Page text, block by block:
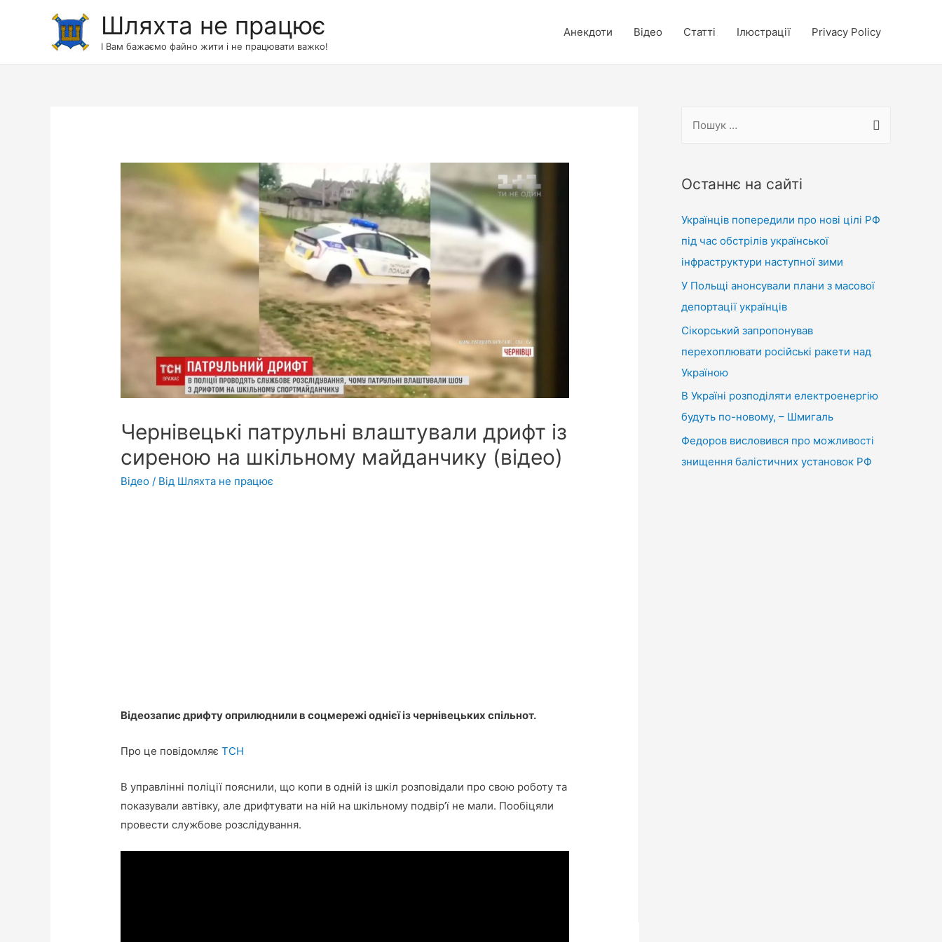
Шляхта не працює
І Вам бажаємо файно жити і не працювати важко!
Анекдоти Відео Статті Ілюстрації Privacy Policy
Чернівецькі патрульні влаштували дрифт із
сиреною на шкільному майданчику (відео)
Відео / Від Шляхта не працює
Відеозапис дрифту оприлюднили в соцмережі однієї із чернівецьких спільнот.
Про це повідомляєТСН
В управлінні поліції пояснили, що копи в одній із шкіл розповідали про свою роботу та
показували автівку, але дрифтувати на ній на шкільному подвір’ї не мали. Пообіцяли
провести службове розслідування.
у
:
Останнє на сайті
Українців попередили про нові цілі РФ
під час обстрілів української
інфраструктури наступної зими
У Польщі анонсували плани з масової
депортації українців
Сікорський запропонував
перехоплювати російські ракети над
Україною
В Україні розподіляти електроенергію
будуть по-новому, – Шмигаль
Федоров висловився про можливості
знищення балістичних установок РФ